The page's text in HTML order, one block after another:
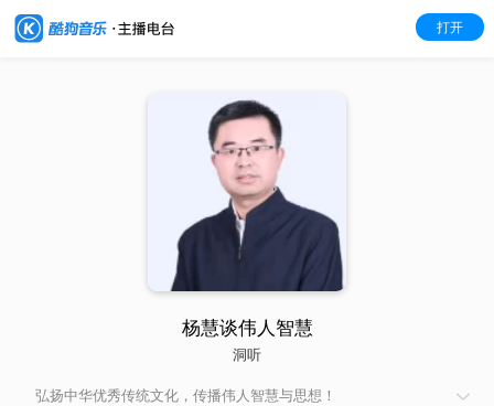
打开
杨慧谈伟人智慧
洞听
弘扬中华优秀传统文化，传播伟人智慧与思想！